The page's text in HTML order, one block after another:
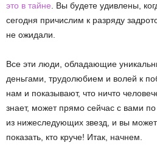
это в тайне . Вы будете удивлены,
сегодня причислим к разряду
не ожидали.
Все эти люди, обладающие
деньгами, трудолюбием и волей к
нам и показывают, что ничто
знает, может прямо сейчас с вами
из нижеследующих звезд, и вы
показать, кто круче! Итак, начнем.